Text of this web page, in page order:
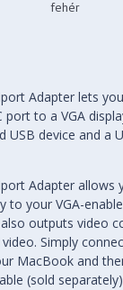
fehér
Adapter lets
port to a VGA
USB device and a
Adapter
to your VGA-
outputs video
Simply
MacBook and
(sold